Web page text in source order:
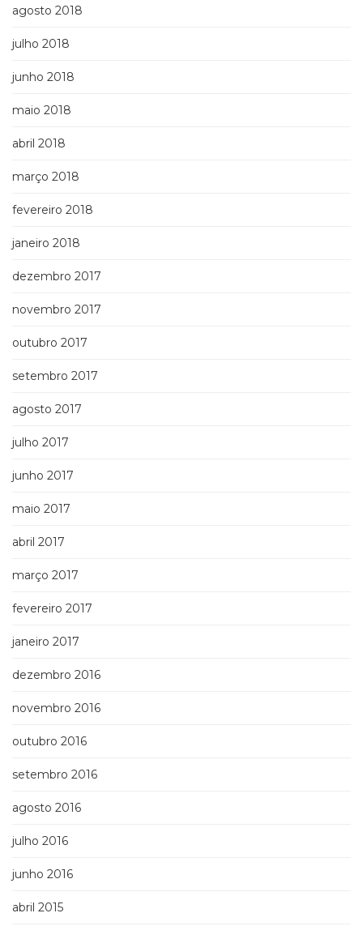
agosto 2018
julho 2018
junho 2018
maio 2018
abril 2018
março 2018
fevereiro 2018
janeiro 2018
dezembro 2017
novembro 2017
outubro 2017
setembro 2017
agosto 2017
julho 2017
junho 2017
maio 2017
abril 2017
março 2017
fevereiro 2017
janeiro 2017
dezembro 2016
novembro 2016
outubro 2016
setembro 2016
agosto 2016
julho 2016
junho 2016
abril 2015